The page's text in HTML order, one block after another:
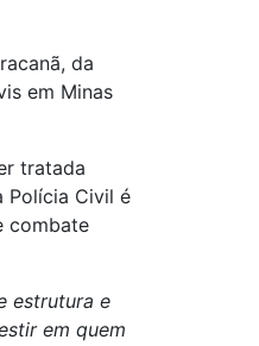
da
em Minas
tratada
Polícia Civil é
combate
estrutura e
em quem